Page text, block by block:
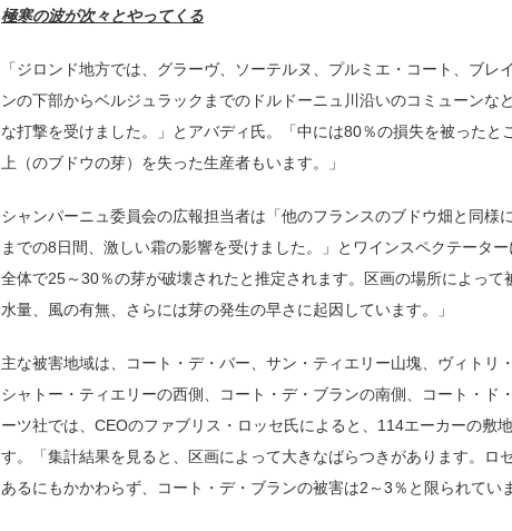
極寒の波が次々とやってくる
「ジロンド地方では、グラーヴ、ソーテルヌ、プルミエ・コート、ブ
ンの下部からベルジュラックまでのドルドーニュ川沿いのコミューンな
な打撃を受けました。」とアバディ氏。「中には80％の損失を被ったと
上（のブドウの芽）を失った生産者もいます。」
シャンパーニュ委員会の広報担当者は「他のフランスのブドウ畑と同様
までの8日間、激しい霜の影響を受けました。」とワインスペクテータ
全体で25～30％の芽が破壊されたと推定されます。区画の場所によっ
水量、風の有無、さらには芽の発生の早さに起因しています。」
主な被害地域は、コート・デ・バー、サン・ティエリー山塊、ヴィトリ
シャトー・ティエリーの西側、コート・デ・ブランの南側、コート・ド
ーツ社では、CEOのファブリス・ロッセ氏によると、114エーカーの敷
す。「集計結果を見ると、区画によって大きなばらつきがあります。ロ
あるにもかかわらず、コート・デ・ブランの被害は2～3％と限られてい